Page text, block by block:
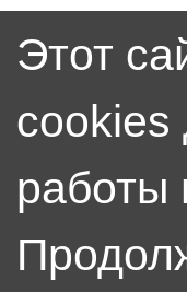
Этот
cookies
работы